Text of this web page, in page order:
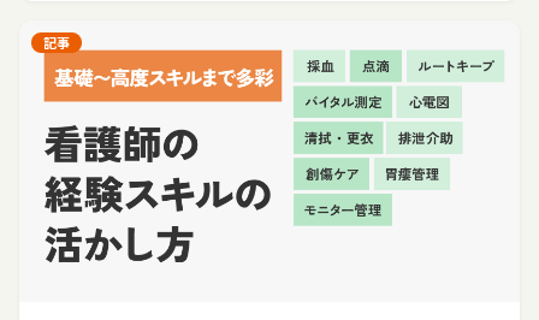
記事